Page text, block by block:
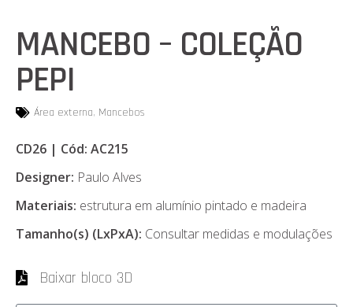
MANCEBO – COLEÇÃO
PEPI
Área externa, Mancebos
CD26 | Cód: AC215
Designer: Paulo Alves
Materiais: estrutura em alumínio pintado e madeira
Tamanho(s) (LxPxA): Consultar medidas e modulações
Baixar bloco 3D